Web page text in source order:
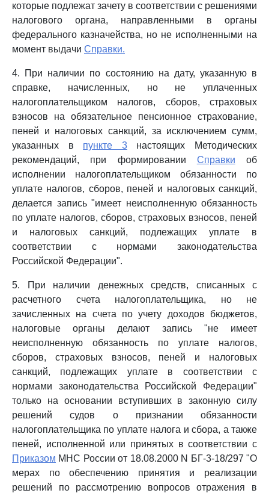
которые подлежат зачету в соответствии с решениями
налогового органа, направленными в органы
федерального казначейства, но не исполненными на
момент выдачи Справки.
4. При наличии по состоянию на дату, указанную в
справке, начисленных, но не уплаченных
налогоплательщиком налогов, сборов, страховых
взносов на обязательное пенсионное страхование,
пеней и налоговых санкций, за исключением сумм,
указанных в пункте 3настоящих Методических
рекомендаций, при формировании Справки об
исполнении налогоплательщиком обязанности по
уплате налогов, сборов, пеней и налоговых санкций,
делается запись "имеет неисполненную обязанность
по уплате налогов, сборов, страховых взносов, пеней
и налоговых санкций, подлежащих уплате в
соответствии с нормами законодательства
Российской Федерации".
5. При наличии денежных средств, списанных с
расчетного счета налогоплательщика, но не
зачисленных на счета по учету доходов бюджетов,
налоговые органы делают запись "не имеет
неисполненную обязанность по уплате налогов,
сборов, страховых взносов, пеней и налоговых
санкций, подлежащих уплате в соответствии с
нормами законодательства Российской Федерации"
только на основании вступивших в законную силу
решений судов о признании обязанности
налогоплательщика по уплате налога и сбора, а также
пеней, исполненной или принятых в соответствии с
Приказом МНС России от 18.08.2000 N БГ-3-18/297 "О
мерах по обеспечению принятия и реализации
решений по рассмотрению вопросов отражения в